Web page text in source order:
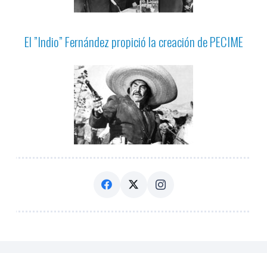
El ”Indio” Fernández propició la creación de PECIME